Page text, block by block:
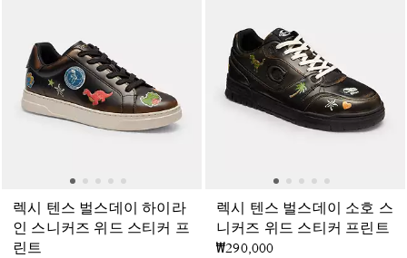
렉시 텐스 벌스데이 하이라
인 스니커즈 위드 스티커 프
린트
렉시 텐스 벌스데이 소호 스
니커즈 위드 스티커 프린트
₩290,000